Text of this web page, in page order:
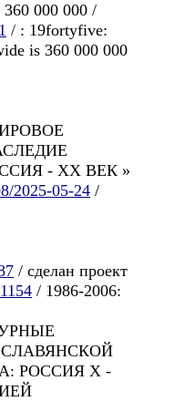
360 000 000 /
/ : 19fortyfive:
is 360 000 000
- ХХ ВЕК »
2025-05-24 /
/ сделан проект
/ 1986-2006:
РОССИЯ Х -